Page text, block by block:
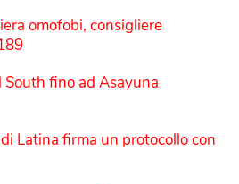
omofobi, consigliere
South fino ad Asayuna
Latina firma un protocollo con